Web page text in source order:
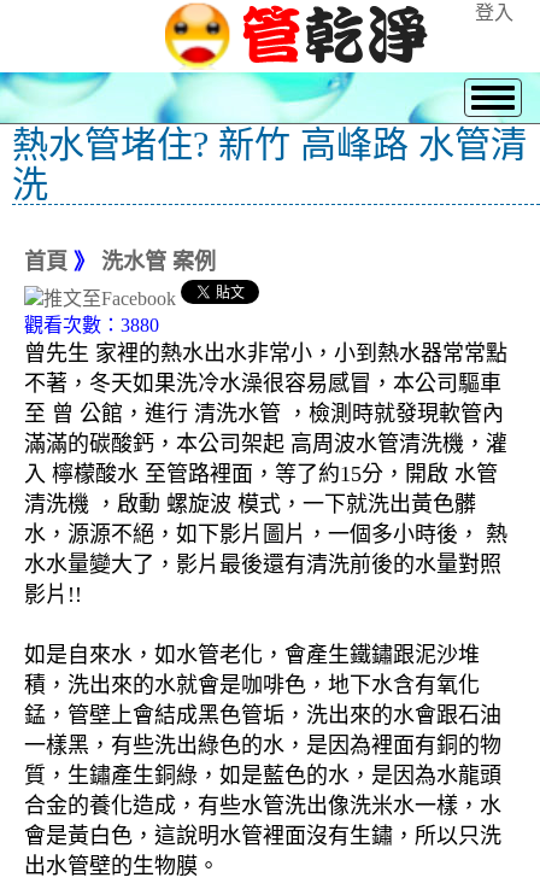
登入
熱水管堵住? 新竹 高峰路 水管清
洗
首頁 》 洗水管 案例
觀看次數：3880
曾先生 家裡的熱水出水非常小，小到熱水器常常點
不著，冬天如果洗冷水澡很容易感冒，本公司驅車
至 曾 公館，進行 清洗水管 ，檢測時就發現軟管內
滿滿的碳酸鈣，本公司架起 高周波水管清洗機，灌
入 檸檬酸水 至管路裡面，等了約15分，開啟 水管
清洗機 ，啟動 螺旋波 模式，一下就洗出黃色髒
水，源源不絕，如下影片圖片，一個多小時後， 熱
水水量變大了，影片最後還有清洗前後的水量對照
影片!!
如是自來水，如水管老化，會產生鐵鏽跟泥沙堆
積，洗出來的水就會是咖啡色，地下水含有氧化
錳，管壁上會結成黑色管垢，洗出來的水會跟石油
一樣黑，有些洗出綠色的水，是因為裡面有銅的物
質，生鏽產生銅綠，如是藍色的水，是因為水龍頭
合金的養化造成，有些水管洗出像洗米水一樣，水
會是黃白色，這說明水管裡面沒有生鏽，所以只洗
出水管壁的生物膜。